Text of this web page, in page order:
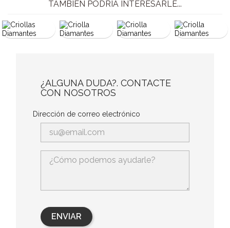
TAMBIÉN PODRÍA INTERESARLE...
¿ALGUNA DUDA?. CONTACTE
CON NOSOTROS
Dirección de correo electrónico